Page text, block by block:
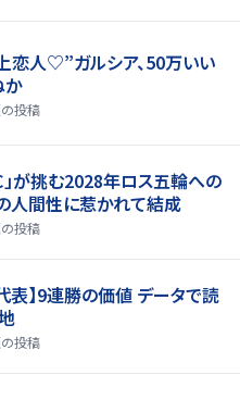
恋人♡”ガルシア、50万いい
か
投稿
が挑む2028年ロス五輪への
人間性に惹かれて結成
投稿
表】9連勝の価値 データで読
投稿